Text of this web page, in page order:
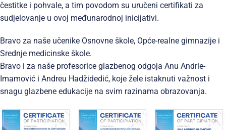
čestitke i pohvale, a tim povodom su uručeni certifikati za
sudjelovanje u ovoj međunarodnoj inicijativi.
Bravo za naše učenike Osnovne škole, Opće-realne gimnazije i
Srednje medicinske škole.
Bravo i za naše profesorice glazbenog odgoja Anu Andrle-
Imamović i Andreu Hadžidedić, koje žele istaknuti važnost i
snagu glazbene edukacije na svim razinama obrazovanja.